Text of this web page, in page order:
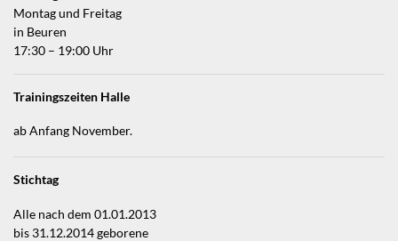
Montag und Freitag
in Beuren
17:30 – 19:00 Uhr
Trainingszeiten Halle
ab Anfang November.
Stichtag
Alle nach dem 01.01.2013
bis 31.12.2014 geborene